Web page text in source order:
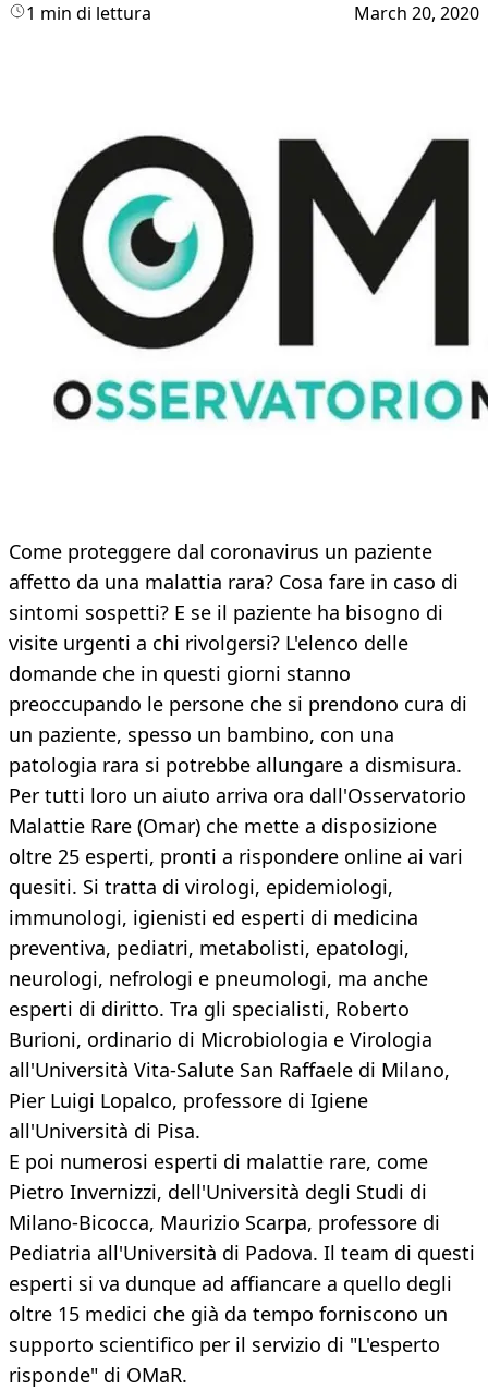
1 min di lettura March 20, 2020
Come proteggere dal coronavirus un paziente
affetto da una malattia rara? Cosa fare in caso di
sintomi sospetti? E se il paziente ha bisogno di
visite urgenti a chi rivolgersi? L'elenco delle
domande che in questi giorni stanno
preoccupando le persone che si prendono cura di
un paziente, spesso un bambino, con una
patologia rara si potrebbe allungare a dismisura.
Per tutti loro un aiuto arriva ora dall'Osservatorio
Malattie Rare (Omar) che mette a disposizione
oltre 25 esperti, pronti a rispondere online ai vari
quesiti. Si tratta di virologi, epidemiologi,
immunologi, igienisti ed esperti di medicina
preventiva, pediatri, metabolisti, epatologi,
neurologi, nefrologi e pneumologi, ma anche
esperti di diritto. Tra gli specialisti, Roberto
Burioni, ordinario di Microbiologia e Virologia
all'Università Vita-Salute San Raffaele di Milano,
Pier Luigi Lopalco, professore di Igiene
all'Università di Pisa.
E poi numerosi esperti di malattie rare, come
Pietro Invernizzi, dell'Università degli Studi di
Milano-Bicocca, Maurizio Scarpa, professore di
Pediatria all'Università di Padova. Il team di questi
esperti si va dunque ad affiancare a quello degli
oltre 15 medici che già da tempo forniscono un
supporto scientifico per il servizio di "L'esperto
risponde" di OMaR.